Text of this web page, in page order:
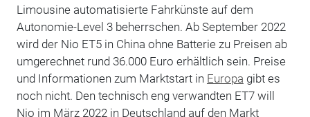
Limousine automatisierte Fahrkünste auf dem
Autonomie-Level 3 beherrschen. Ab September 2022
wird der Nio ET5 in China ohne Batterie zu Preisen ab
umgerechnet rund 36.000 Euro erhältlich sein. Preise
und Informationen zum Marktstart in Europa gibt es
noch nicht. Den technisch eng verwandten ET7 will
Nio im März 2022 in Deutschland auf den Markt